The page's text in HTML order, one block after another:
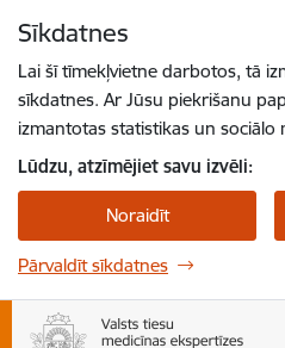
Sīkdatnes
Lai šī tīmekļvietne darbotos, tā
sīkdatnes. Ar Jūsu piekrišanu
izmantotas statistikas un sociālo
Lūdzu, atzīmējiet savu izvēli:
Noraidīt
Pārvaldīt sīkdatnes